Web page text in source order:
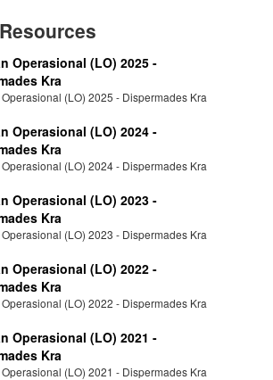
Operasional (LO) 2025 -
Kra
(LO) 2025 - Dispermades Kra
Operasional (LO) 2024 -
Kra
(LO) 2024 - Dispermades Kra
Operasional (LO) 2023 -
Kra
(LO) 2023 - Dispermades Kra
Operasional (LO) 2022 -
Kra
(LO) 2022 - Dispermades Kra
Operasional (LO) 2021 -
Kra
(LO) 2021 - Dispermades Kra